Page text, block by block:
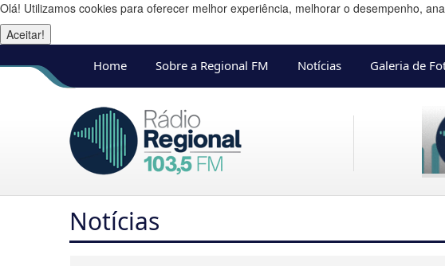
Olá! Utilizamos cookies para oferecer melhor experiência, melhorar o desempenho,
Aceitar!
Home
Sobre a Regional FM Notícias Galeria de
Notícias